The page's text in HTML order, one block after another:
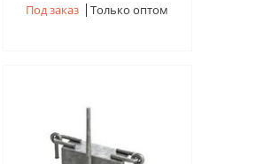
Под заказ Только оптом